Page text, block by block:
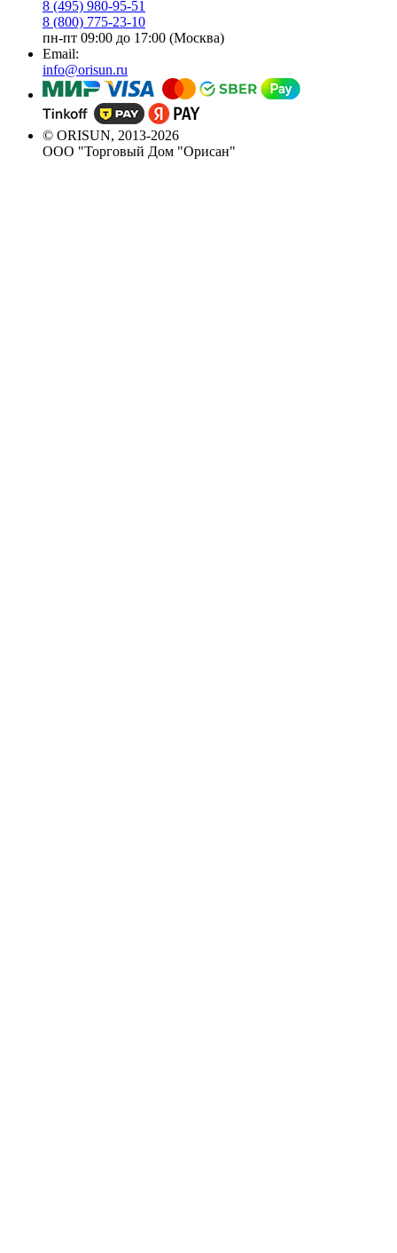
8 (495) 980-95-51
8 (800) 775-23-10
пн-пт 09:00 до 17:00 (Москва)
Email:
info@orisun.ru
© ORISUN, 2013-2026
ООО "Торговый Дом "Орисан"